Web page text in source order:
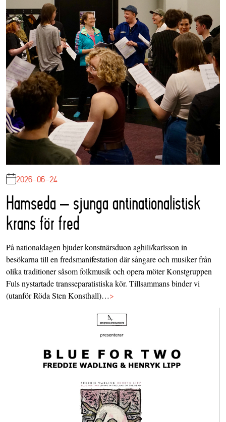
2026-06-24
Hamseda – sjunga antinationalistisk
krans för fred
På nationaldagen bjuder konstnärsduon aghili/karlsson in
besökarna till en fredsmanifestation där sångare och musiker från
olika traditioner såsom folkmusik och opera möter Konstgruppen
Fuls nystartade transseparatistiska kör. Tillsammans binder vi
(utanför Röda Sten Konsthall)…>